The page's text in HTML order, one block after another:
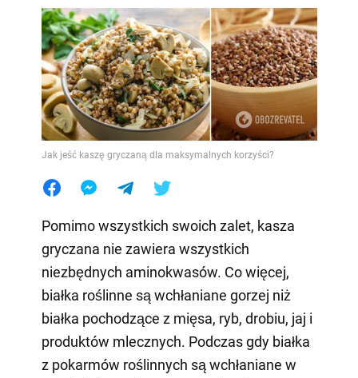
Jak jeść kaszę gryczaną dla maksymalnych korzyści?
Pomimo wszystkich swoich zalet, kasza
gryczana nie zawiera wszystkich
niezbędnych aminokwasów. Co więcej,
białka roślinne są wchłaniane gorzej niż
białka pochodzące z mięsa, ryb, drobiu, jaj i
produktów mlecznych. Podczas gdy białka
z pokarmów roślinnych są wchłaniane w